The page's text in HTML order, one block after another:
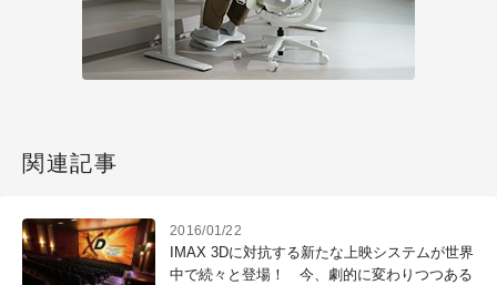
関連記事
2016/01/22
IMAX 3Dに対抗する新たな上映システムが世界
中で続々と登場！ 今、劇的に変わりつつある